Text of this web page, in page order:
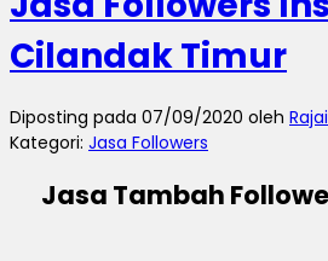
Cilandak Timur
Diposting pada 07/09/2020 oleh
Kategori: Jasa Followers
Jasa Tambah